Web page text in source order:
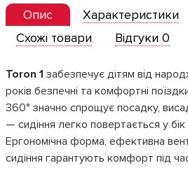
Опис Характеристики
Схожі товари
Відгуки 0
Toron 1 забезпечує дітям від
років безпечні та комфортні
360° значно спрощує посадку,
— сидіння легко повертається у
Ергономічна форма, ефективна
сидіння гарантують комфорт під